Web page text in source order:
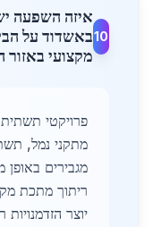
10
איזה השפעה
באשדוד על
מקצועי באזור
פרויקטי
מתקני נמל,
מגבירים
ריתוך מתכת
יוצר